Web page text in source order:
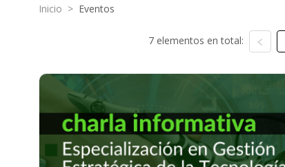
Inicio > Eventos
7 elementos en total: